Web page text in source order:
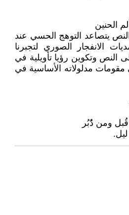
الحنين
يتصاعد التوهج الحسي عند
الانفجار الصوري لتجبرنا
النص وتكوين رؤيا تأويلية في
مدلولاته الأساسية في
قُبل ومن دًُبُر